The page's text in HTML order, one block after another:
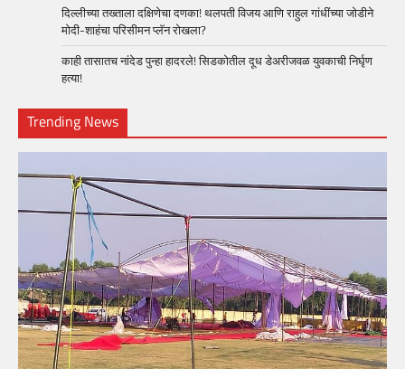
दिल्लीच्या तख्ताला दक्षिणेचा दणका! थलपती विजय आणि राहुल गांधींच्या जोडीने
मोदी-शाहंचा परिसीमन प्लॅन रोखला?
काही तासातच नांदेड पुन्हा हादरले! सिडकोतील दूध डेअरीजवळ युवकाची निर्घृण
हत्या!
Trending News